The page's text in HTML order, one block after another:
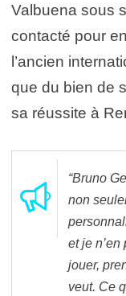
Valbuena sous
contacté pour
l’ancien
que du bien de
sa réussite à
“Bruno
non
et je
jouer,
veut. Ce